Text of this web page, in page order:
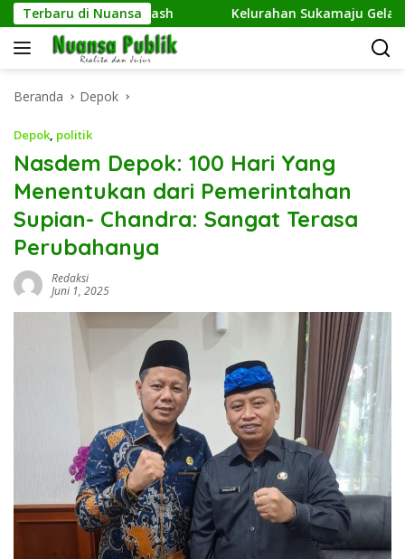
Langsung
ke
konten
Terbaru di Nuansa
Netrash Kelurahan Sukamaju Gelar Jumat
Beranda Depok
Depok, politik
Nasdem Depok: 100 Hari Yang
Menentukan dari Pemerintahan
Supian- Chandra: Sangat Terasa
Perubahanya
Redaksi
Juni 1, 2025